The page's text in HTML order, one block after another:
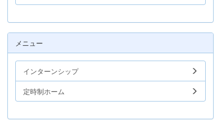
メニュー
インターンシップ
定時制ホーム